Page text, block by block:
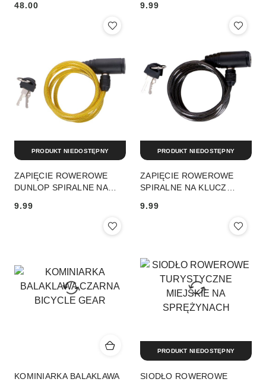
MANOMETREM
48.00
CZERWONE DUNLOP
9.99
ZAPIĘCIE ROWEROWE
DUNLOP SPIRALNE NA
DUNLOP
Cena:
9.99
PRODUKT NIEDOSTĘPNY
ZAPIĘCIE ROWEROWE
SPIRALNE NA KLUCZ
DUNLOP
Cena:
9.99
PRODUKT NIEDOSTĘPNY
KOMINIARKA BALAKLAWA
SIODŁO ROWEROWE
PRODUKT NIEDOSTĘPNY